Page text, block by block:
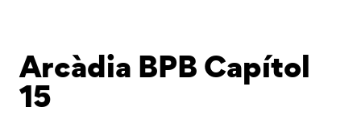
Arcàdia BPB Capítol
15